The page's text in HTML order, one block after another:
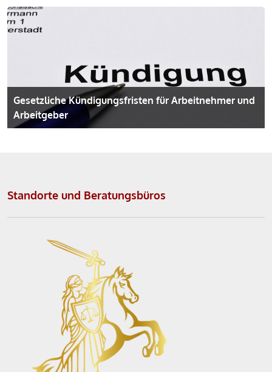
Gesetzliche Kündigungsfristen für Arbeitnehmer und
Arbeitgeber
Standorte und Beratungsbüros